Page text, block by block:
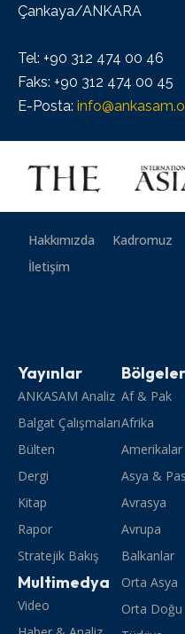
Çankaya/ANKARA
Tel: +90 312 474 00 46
Faks: +90 312 474 00 45
E-Posta:
Hakkımızda Kadromuz
İletişim
Yayınlar
ANKASAM Analiz
Balgat Çalışmaları
Bülten
Dergi
Kitap
Rapor
Stratejik Bakış
Multimedya
Video
Bölgeler
Af & Pak
Afrika
Amerikalar
Asya &
Avrasya
Avrupa
Balkanlar
Orta Asya
Orta Doğu